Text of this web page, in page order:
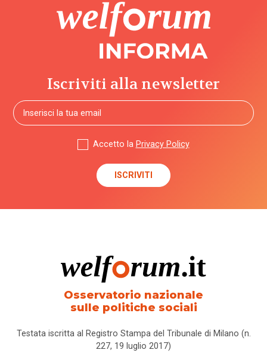
Iscriviti alla newsletter
Accetto la Privacy Policy
Osservatorio nazionale
sulle politiche sociali
Testata iscritta al Registro Stampa del Tribunale di Milano (n.
227, 19 luglio 2017)